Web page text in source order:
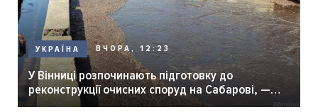
УКРАЇНА ВЧОРА, 12:23
У Вінниці розпочинають підготовку до
реконструкції очисних споруд на Сабарові, —
мер Вінниці.